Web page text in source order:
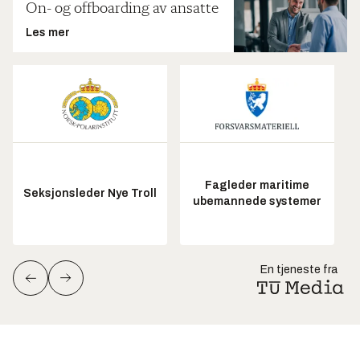
On- og offboarding av ansatte
Les mer
Seksjonsleder Nye Troll
Fagleder maritime
ubemannede systemer
En tjeneste fra